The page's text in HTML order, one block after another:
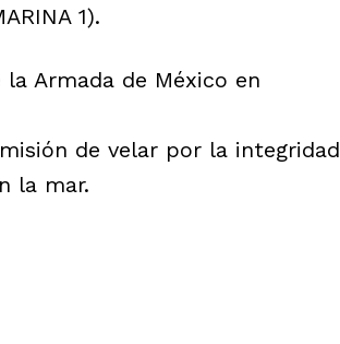
1).
Armada de México en
de velar por la integridad
la mar.